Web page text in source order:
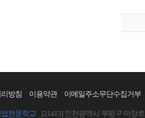
방침 이용약관 이메일주소무단수집거부
전문학교 [21413] 인천광역시 부평구 마장